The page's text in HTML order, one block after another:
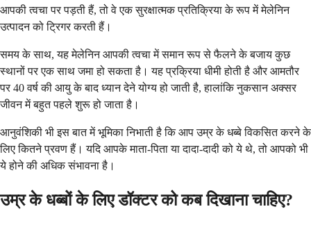
आपकी त्वचा पर पड़ती हैं, तो वे एक सुरक्षात्मक प्रतिक्रिया के रूप में मेलेनिन
उत्पादन को ट्रिगर करती हैं।
समय के साथ, यह मेलेनिन आपकी त्वचा में समान रूप से फैलने के बजाय कुछ
स्थानों पर एक साथ जमा हो सकता है। यह प्रक्रिया धीमी होती है और आमतौर
पर 40 वर्ष की आयु के बाद ध्यान देने योग्य हो जाती है, हालांकि नुकसान अक्सर
जीवन में बहुत पहले शुरू हो जाता है।
आनुवंशिकी भी इस बात में भूमिका निभाती है कि आप उम्र के धब्बे विकसित करने के
लिए कितने प्रवण हैं। यदि आपके माता-पिता या दादा-दादी को ये थे, तो आपको भी
ये होने की अधिक संभावना है।
उम्र के धब्बों के लिए डॉक्टर को कब दिखाना चाहिए?